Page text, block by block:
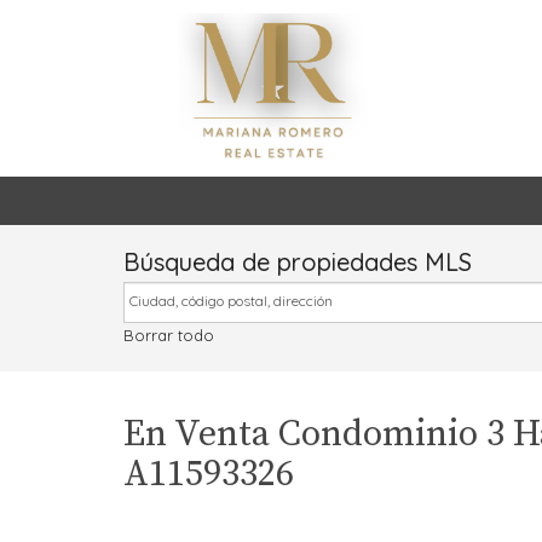
Búsqueda de propiedades MLS
Borrar todo
En Venta Condominio 3
A11593326